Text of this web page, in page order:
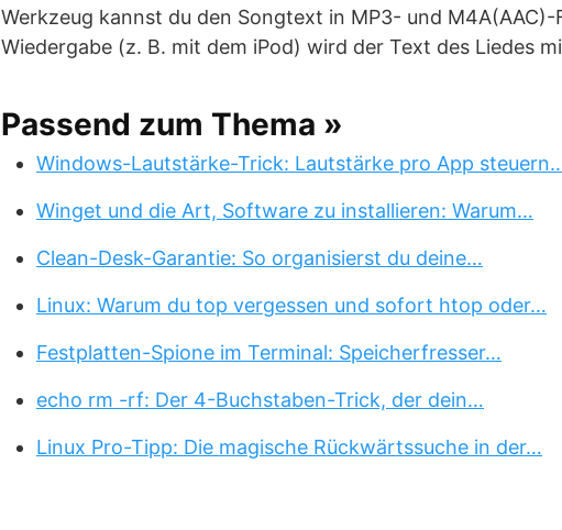
Werkzeug kannst du den Songtext in MP3- und M4A(AAC)-
Wiedergabe (z. B. mit dem iPod) wird der Text des Liedes
Passend zum Thema »
Windows-Lautstärke-Trick: Lautstärke pro App
Winget und die Art, Software zu installieren: Warum…
Clean-Desk-Garantie: So organisierst du deine…
Linux: Warum du top vergessen und sofort htop oder…
Festplatten-Spione im Terminal: Speicherfresser…
echo rm -rf: Der 4-Buchstaben-Trick, der dein…
Linux Pro-Tipp: Die magische Rückwärtssuche in der…